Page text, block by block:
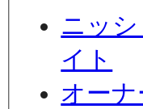
ニッ
イト
オー